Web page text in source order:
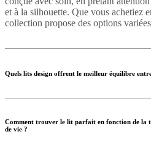
et à la silhouette. Que vous achetiez
collection propose des options
Quels lits design offrent le meilleur équilibre
Comment trouver le lit parfait en fonction de la
de vie ?